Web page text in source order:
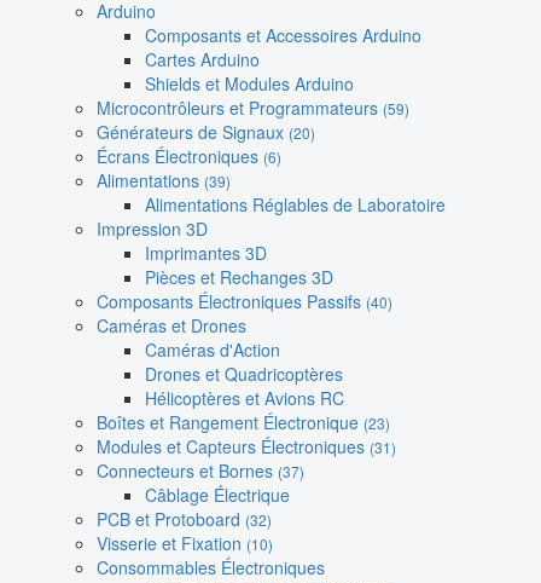
Arduino
Composants et Accessoires Arduino
Cartes Arduino
Shields et Modules Arduino
Microcontrôleurs et Programmateurs (59)
Générateurs de Signaux (20)
Écrans Électroniques (6)
Alimentations (39)
Alimentations Réglables de Laboratoire
Impression 3D
Imprimantes 3D
Pièces et Rechanges 3D
Composants Électroniques Passifs (40)
Caméras et Drones
Caméras d'Action
Drones et Quadricoptères
Hélicoptères et Avions RC
Boîtes et Rangement Électronique (23)
Modules et Capteurs Électroniques (31)
Connecteurs et Bornes (37)
Câblage Électrique
PCB et Protoboard (32)
Visserie et Fixation (10)
Consommables Électroniques